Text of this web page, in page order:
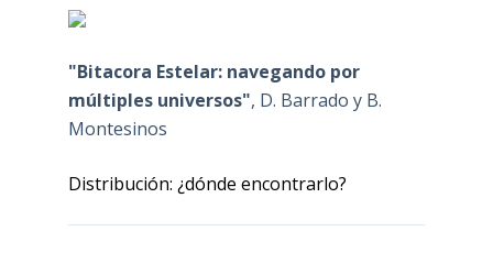
"Bitacora Estelar: navegando por
múltiples universos", D. Barrado y B.
Montesinos
Distribución: ¿dónde encontrarlo?